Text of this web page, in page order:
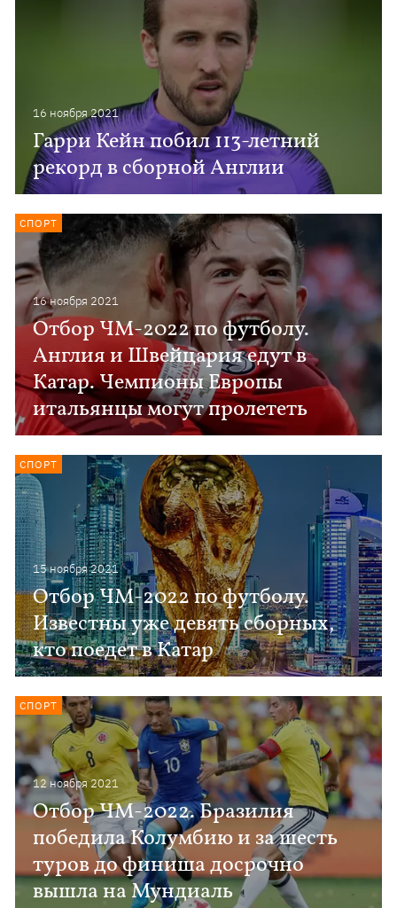
16 ноября 2021
Гарри Кейн побил 113-летний
рекорд в сборной Англии
16 ноября 2021
Отбор ЧМ-2022 по футболу.
Англия и Швейцария едут в
Катар. Чемпионы Европы
итальянцы могут пролететь
СПОРТ
15 ноября 2021
Отбор ЧМ-2022 по футболу.
Известны уже девять сборных,
кто поедет в Катар
СПОРТ
12 ноября 2021
Отбор ЧМ-2022. Бразилия
победила Колумбию и за шесть
туров до финиша досрочно
вышла на Мундиаль
СПОРТ